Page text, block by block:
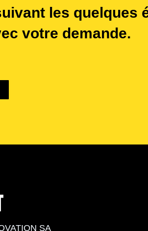
les quelques
votre demande.
SA